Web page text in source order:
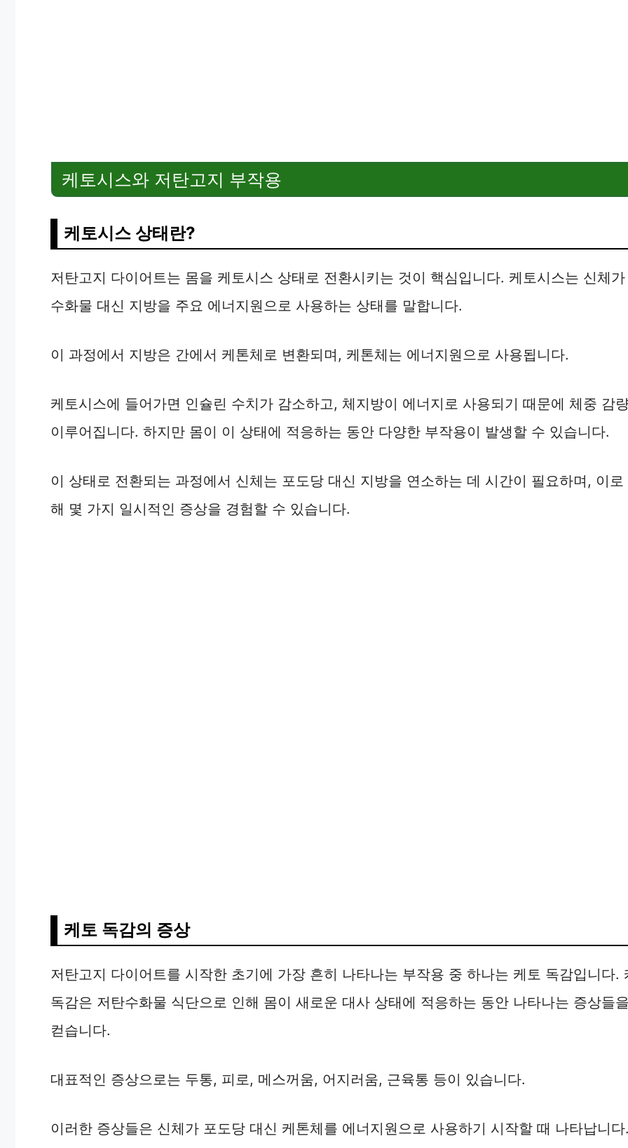
케토시스와 저탄고지 부작용
케토시스 상태란?
저탄고지 다이어트는 몸을 케토시스 상태로 전환시키는 것이 핵심입니다. 케토시스는 신체
수화물 대신 지방을 주요 에너지원으로 사용하는 상태를 말합니다.
이 과정에서 지방은 간에서 케톤체로 변환되며, 케톤체는 에너지원으로 사용됩니다.
케토시스에 들어가면 인슐린 수치가 감소하고, 체지방이 에너지로 사용되기 때문에 체중 감
이루어집니다. 하지만 몸이 이 상태에 적응하는 동안 다양한 부작용이 발생할 수 있습니다.
이 상태로 전환되는 과정에서 신체는 포도당 대신 지방을 연소하는 데 시간이 필요하며, 이로
해 몇 가지 일시적인 증상을 경험할 수 있습니다.
케토 독감의 증상
저탄고지 다이어트를 시작한 초기에 가장 흔히 나타나는 부작용 중 하나는 케토 독감입니다.
독감은 저탄수화물 식단으로 인해 몸이 새로운 대사 상태에 적응하는 동안 나타나는 증상들
컫습니다.
대표적인 증상으로는 두통, 피로, 메스꺼움, 어지러움, 근육통 등이 있습니다.
이러한 증상들은 신체가 포도당 대신 케톤체를 에너지원으로 사용하기 시작할 때 나타납니